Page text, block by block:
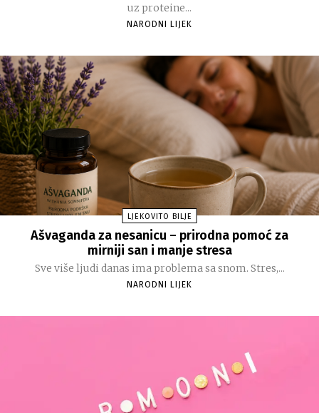
uz proteine...
NARODNI LIJEK
LJEKOVITO BILJE
Ašvaganda za nesanicu – prirodna pomoć za
mirniji san i manje stresa
Sve više ljudi danas ima problema sa snom. Stres,...
NARODNI LIJEK